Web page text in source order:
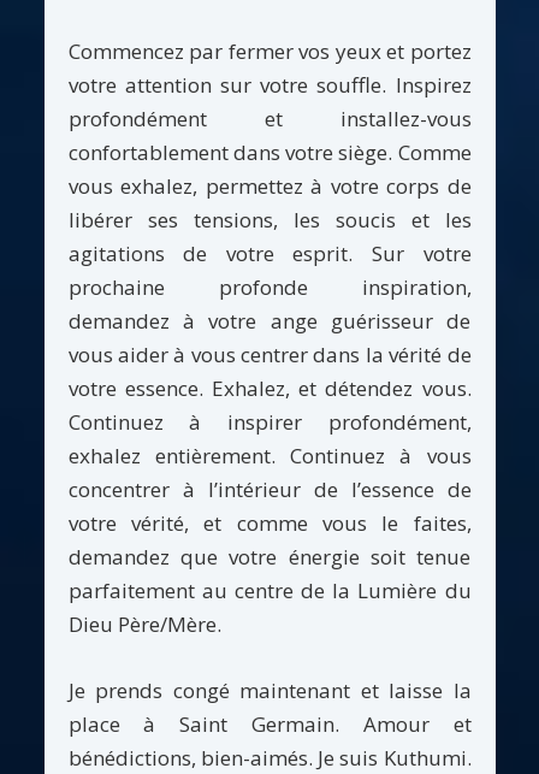
Commencez par fermer vos yeux et portez
votre attention sur votre souffle. Inspirez
profondément et installez-vous
confortablement dans votre siège. Comme
vous exhalez, permettez à votre corps de
libérer ses tensions, les soucis et les
agitations de votre esprit. Sur votre
prochaine profonde inspiration,
demandez à votre ange guérisseur de
vous aider à vous centrer dans la vérité de
votre essence. Exhalez, et détendez vous.
Continuez à inspirer profondément,
exhalez entièrement. Continuez à vous
concentrer à l’intérieur de l’essence de
votre vérité, et comme vous le faites,
demandez que votre énergie soit tenue
parfaitement au centre de la Lumière du
Dieu Père/Mère.
Je prends congé maintenant et laisse la
place à Saint Germain. Amour et
bénédictions, bien-aimés. Je suis Kuthumi.